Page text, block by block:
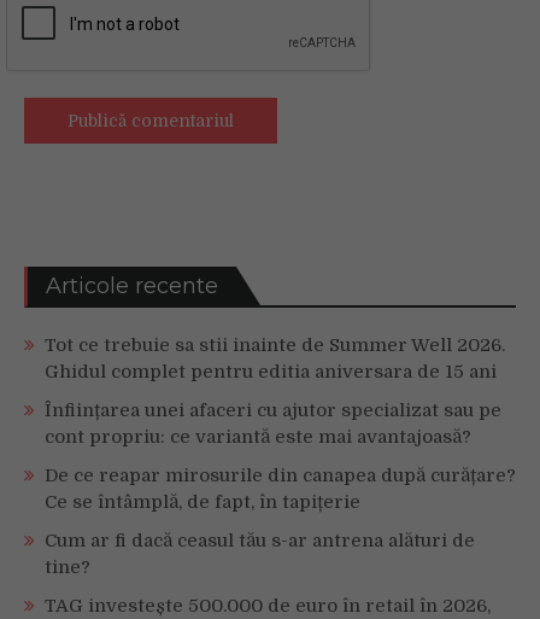
Articole recente
Tot ce trebuie sa stii inainte de Summer Well 2026.
Ghidul complet pentru editia aniversara de 15 ani
Înființarea unei afaceri cu ajutor specializat sau pe
cont propriu: ce variantă este mai avantajoasă?
De ce reapar mirosurile din canapea după curățare?
Ce se întâmplă, de fapt, în tapițerie
Cum ar fi dacă ceasul tău s-ar antrena alături de
tine?
TAG investește 500.000 de euro în retail în 2026,